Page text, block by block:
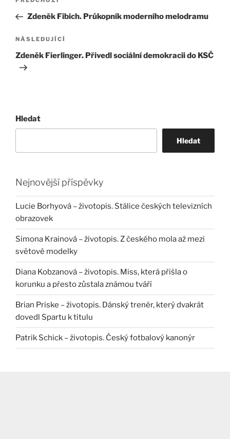
příspěvek
příspěvek
Zdeněk Fibich. Průkopník moderního melodramu
Následující
příspěvek
NÁSLEDUJÍCÍ
Zdeněk Fierlinger. Přivedl sociální demokracii do KSČ
Hledat
Hledat
Nejnovější příspěvky
Lucie Borhyová – životopis. Stálice českých televizních
obrazovek
Simona Krainová – životopis. Z českého mola až mezi
světové modelky
Diana Kobzanová – životopis. Miss, která přišla o
korunku a přesto zůstala známou tváří
Brian Priske – životopis. Dánský trenér, který dvakrát
dovedl Spartu k titulu
Patrik Schick – životopis. Český fotbalový kanonýr